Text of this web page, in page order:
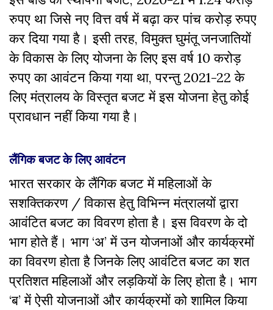
रुपए था जिसे नए वित्त वर्ष में बढ़ा कर पांच करोड़ रुपए
कर दिया गया है। इसी तरह, विमुक्त घुमंतू जनजातियों
के विकास के लिए योजना के लिए इस वर्ष 10 करोड़
रुपए का आवंटन किया गया था, परन्तु 2021-22 के
लिए मंत्रालय के विस्तृत बजट में इस योजना हेतु कोई
प्रावधान नहीं किया गया है।
लैंगिक बजट के लिए आवंटन
भारत सरकार के लैंगिक बजट में महिलाओं के
सशक्तिकरण / विकास हेतु विभिन्न मंत्रालयों द्वारा
आवंटित बजट का विवरण होता है। इस विवरण के दो
भाग होते हैं। भाग ‘अ’ में उन योजनाओं और कार्यक्रमों
का विवरण होता है जिनके लिए आवंटित बजट का शत
प्रतिशत महिलाओं और लड़कियों के लिए होता है। भाग
‘ब’ में ऐसी योजनाओं और कार्यक्रमों को शामिल किया